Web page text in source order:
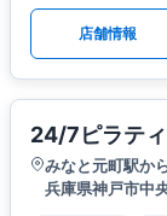
店舗情報
24/7ピラテ
みなと元町駅か
兵庫県神戸市中